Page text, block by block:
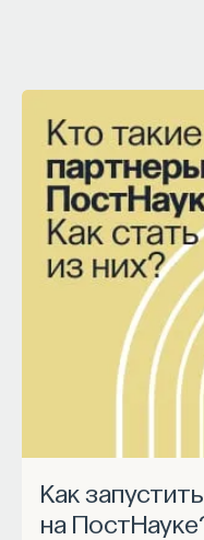
Как запустить спецпроект
на